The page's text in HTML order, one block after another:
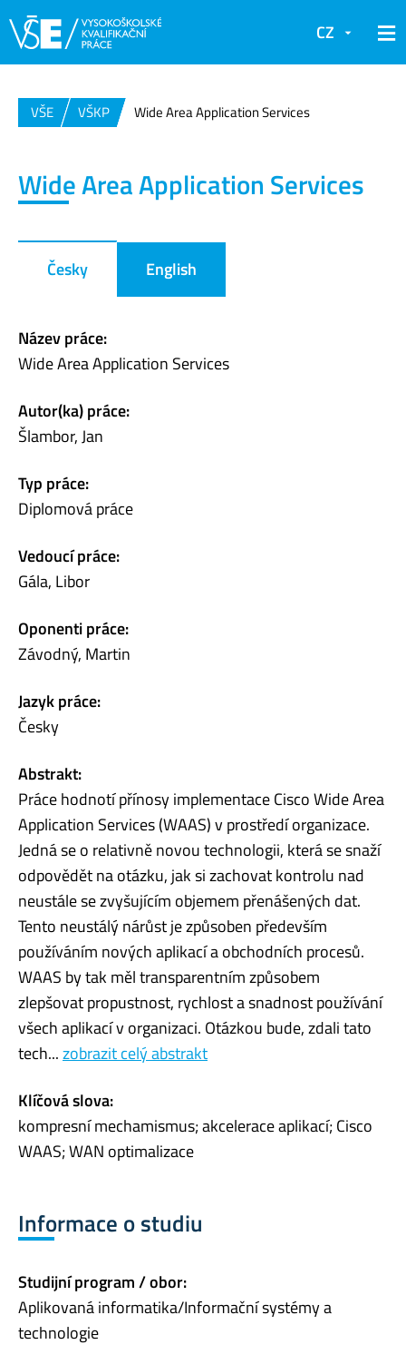
CZ
VŠE VŠKP Wide Area Application Services
Wide Area Application Services
Česky English
Název práce:
Wide Area Application Services
Autor(ka) práce:
Šlambor, Jan
Typ práce:
Diplomová práce
Vedoucí práce:
Gála, Libor
Oponenti práce:
Závodný, Martin
Jazyk práce:
Česky
Abstrakt:
Práce hodnotí přínosy implementace Cisco Wide Area
Application Services (WAAS) v prostředí organizace.
Jedná se o relativně novou technologii, která se snaží
odpovědět na otázku, jak si zachovat kontrolu nad
neustále se zvyšujícím objemem přenášených dat.
Tento neustálý nárůst je způsoben především
používáním nových aplikací a obchodních procesů.
WAAS by tak měl transparentním způsobem
zlepšovat propustnost, rychlost a snadnost používání
všech aplikací v organizaci. Otázkou bude, zdali tato
tech...zobrazit celý abstrakt
Klíčová slova:
kompresní mechamismus; akcelerace aplikací; Cisco
WAAS; WAN optimalizace
Informace o studiu
Studijní program / obor:
Aplikovaná informatika/Informační systémy a
technologie